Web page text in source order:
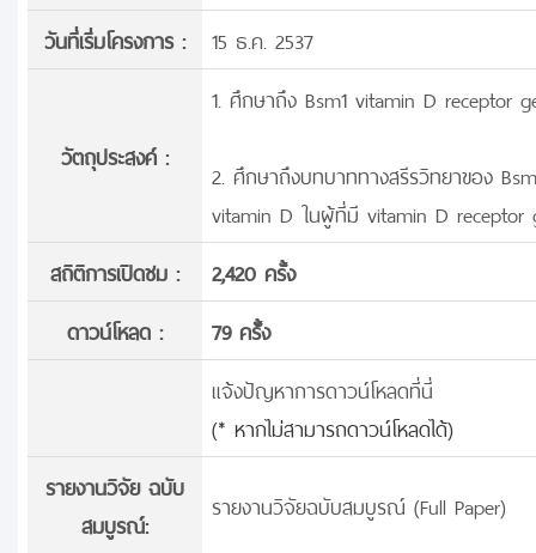
วันที่เริ่มโครงการ :
15 ธ.ค. 2537
วัตถุประสงค์ :
1. ศึกษาถึง Bsm1 vitamin D receptor
2. ศึกษาถึงบทบาททางสรีรวิทยาของ
vitamin D ในผู้ที่มี vitamin D receptor
สถิติการเปิดชม :
2,420 ครั้ง
ดาวน์โหลด :
79 ครั้้ง
แจ้งปัญหาการดาวน์โหลดที่นี่
(* หากไม่สามารถดาวน์โหลดได้)
รายงานวิจัย ฉบับ
สมบูรณ์:
รายงานวิจัยฉบับสมบูรณ์ (Full Paper)